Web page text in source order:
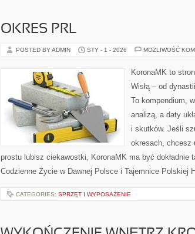
OKRES PRL
POSTED BY ADMIN STY - 1 - 2026 MOŻLIWOŚĆ
KoronaMK to
Wisłą – od
To kompendium,
analizą, a daty
i skutków. Jeśli
okresach, chcesz
prostu lubisz ciekawostki, KoronaMK ma być dokładnie
Codzienne Życie w Dawnej Polsce i Tajemnice Polskiej
CATEGORIES: SPRZĘT I WYPOSAŻENIE